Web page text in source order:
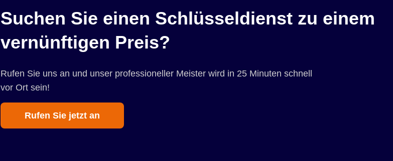
Suchen Sie einen Schlüsseldienst zu einem
vernünftigen Preis?
Rufen Sie uns an und unser professioneller Meister wird in 25 Minuten schnell
vor Ort sein!
Rufen Sie jetzt an